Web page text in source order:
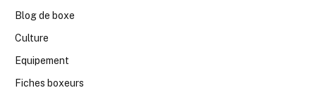
Blog de boxe
Culture
Equipement
Fiches boxeurs